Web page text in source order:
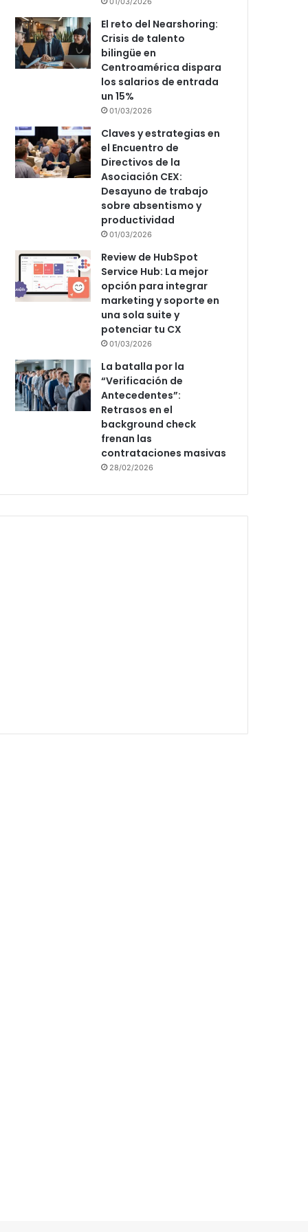
El reto del Nearshoring:
Crisis de talento
bilingüe en
Centroamérica dispara
los salarios de entrada
un 15%
01/03/2026
Claves y estrategias en
el Encuentro de
Directivos de la
Asociación CEX:
Desayuno de trabajo
sobre absentismo y
productividad
01/03/2026
Review de HubSpot
Service Hub: La mejor
opción para integrar
marketing y soporte en
una sola suite y
potenciar tu CX
01/03/2026
La batalla por la
“Verificación de
Antecedentes”:
Retrasos en el
background check
frenan las
contrataciones masivas
28/02/2026